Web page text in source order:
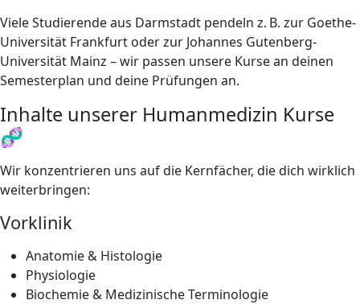
Viele Studierende aus Darmstadt pendeln z. B. zur Goethe-
Universität Frankfurt oder zur Johannes Gutenberg-
Universität Mainz – wir passen unsere Kurse an deinen
Semesterplan und deine Prüfungen an.
Inhalte unserer Humanmedizin Kurse
🧬
Wir konzentrieren uns auf die Kernfächer, die dich wirklich
weiterbringen:
Vorklinik
Anatomie & Histologie
Physiologie
Biochemie & Medizinische Terminologie